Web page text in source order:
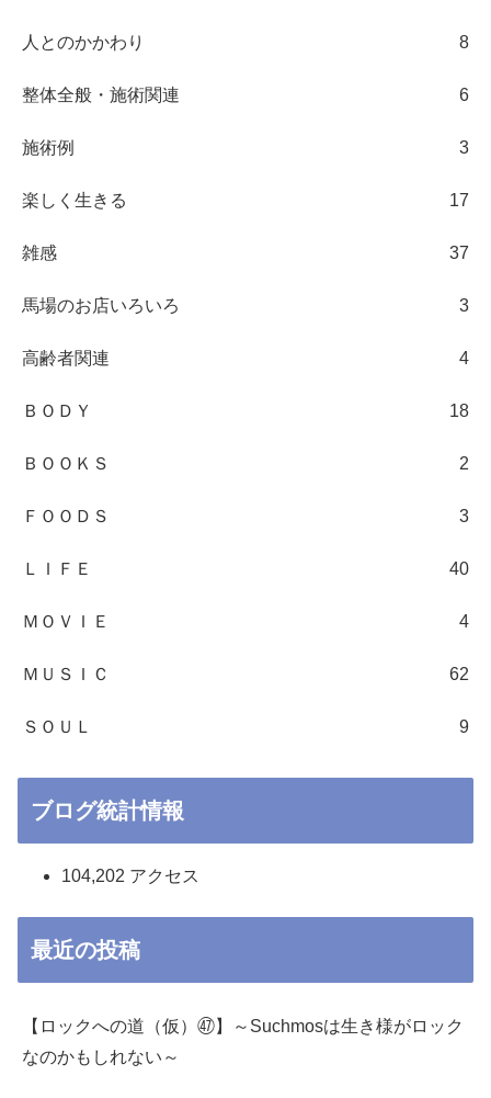
人とのかかわり 8
整体全般・施術関連 6
施術例 3
楽しく生きる 17
雑感 37
馬場のお店いろいろ 3
高齢者関連 4
ＢＯＤＹ 18
ＢＯＯＫＳ 2
ＦＯＯＤＳ 3
ＬＩＦＥ 40
ＭＯＶＩＥ 4
ＭＵＳＩＣ 62
ＳＯＵＬ 9
ブログ統計情報
104,202 アクセス
最近の投稿
【ロックへの道（仮）㊼】～Suchmosは生き様がロック
なのかもしれない～